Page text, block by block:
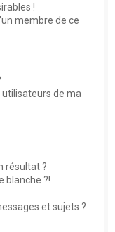
!
membre de ce
de ma
résultat ?
blanche ?!
et sujets ?